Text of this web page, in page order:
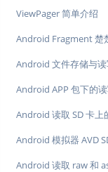
ViewPager 简单介绍
Android Fragment 楚
Android 文件存储与
Android APP 包下的
Android 读取 SD 卡上
Android 模拟器 AVD
Android 读取 raw 和